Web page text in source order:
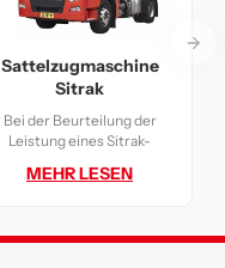
Sattelzugmaschine
Sitrak
Bei der Beurteilung der
Leistung eines Sitrak-
dessen Antriebsstrang
gewährleistet einen
MEHR LESEN